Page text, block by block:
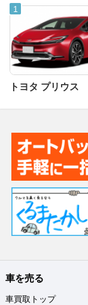
トヨタ プリウス
車を売る
車買取トップ